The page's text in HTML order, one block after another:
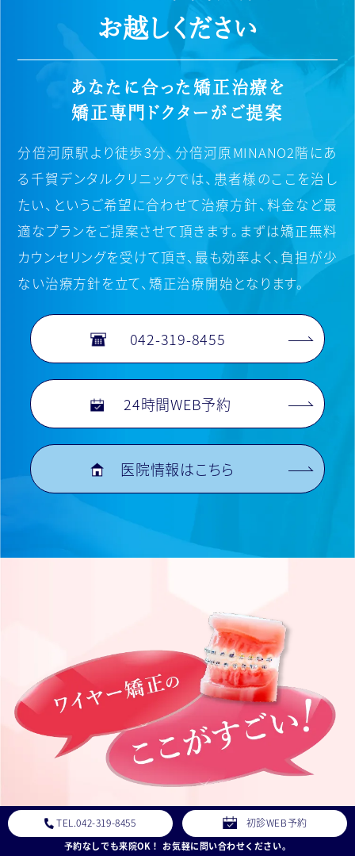
お越しください
あなたに合った矯正治療を
矯正専門ドクターがご提案
分倍河原駅より徒歩3分、分倍河原MINANO2階にあ
る千賀デンタルクリニックでは、 患者様のここを治し
たい、というご希望に合わせて治療方針、料金など最
適なプランをご提案させて頂きます。 まずは矯正無料
カウンセリングを受けて頂き、最も効率よく、負担が少
ない治療方針を立て、矯正治療開始となります。
042-319-8455
24時間WEB予約
医院情報はこちら
TEL.042-319-8455 初診WEB予約
予約なしでも来院OK！ お気軽に問い合わせください。